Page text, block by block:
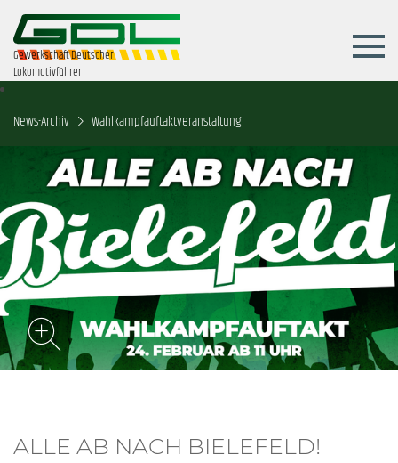
Gewerkschaft Deutscher
Lokomotivführer
News-Archiv Wahlkampfauftaktveranstaltung
ALLE AB NACH BIELEFELD!